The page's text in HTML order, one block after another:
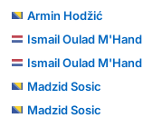
Armin Hodžić
Ismail Oulad M'Hand
Ismail Oulad M'Hand
Madzid Sosic
Madzid Sosic